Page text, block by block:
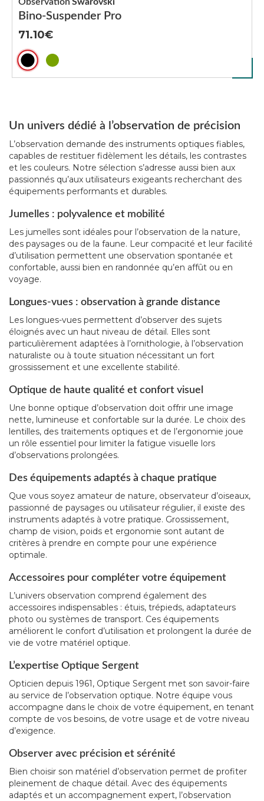
Bino-Suspender Pro
71.10
Un univers dédié à l’observation de précision
L’observation demande des instruments optiques fiables,
capables de restituer fidèlement les détails, les contrastes
et les couleurs. Notre sélection s’adresse aussi bien aux
passionnés qu’aux utilisateurs exigeants recherchant des
équipements performants et durables.
Jumelles : polyvalence et mobilité
Les jumelles sont idéales pour l’observation de la nature,
des paysages ou de la faune. Leur compacité et leur facilité
d’utilisation permettent une observation spontanée et
confortable, aussi bien en randonnée qu’en affût ou en
voyage.
Longues-vues : observation à grande distance
Les longues-vues permettent d’observer des sujets
éloignés avec un haut niveau de détail. Elles sont
particulièrement adaptées à l’ornithologie, à l’observation
naturaliste ou à toute situation nécessitant un fort
grossissement et une excellente stabilité.
Optique de haute qualité et confort visuel
Une bonne optique d’observation doit offrir une image
nette, lumineuse et confortable sur la durée. Le choix des
lentilles, des traitements optiques et de l’ergonomie joue
un rôle essentiel pour limiter la fatigue visuelle lors
d’observations prolongées.
Des équipements adaptés à chaque pratique
Que vous soyez amateur de nature, observateur d’oiseaux,
passionné de paysages ou utilisateur régulier, il existe des
instruments adaptés à votre pratique. Grossissement,
champ de vision, poids et ergonomie sont autant de
critères à prendre en compte pour une expérience
optimale.
Accessoires pour compléter votre équipement
L’univers observation comprend également des
accessoires indispensables : étuis, trépieds, adaptateurs
photo ou systèmes de transport. Ces équipements
améliorent le confort d’utilisation et prolongent la durée de
vie de votre matériel optique.
L’expertise Optique Sergent
Opticien depuis 1961, Optique Sergent met son savoir-faire
au service de l’observation optique. Notre équipe vous
accompagne dans le choix de votre équipement, en tenant
compte de vos besoins, de votre usage et de votre niveau
d’exigence.
Observer avec précision et sérénité
Bien choisir son matériel d’observation permet de profiter
pleinement de chaque détail. Avec des équipements
adaptés et un accompagnement expert, l’observation